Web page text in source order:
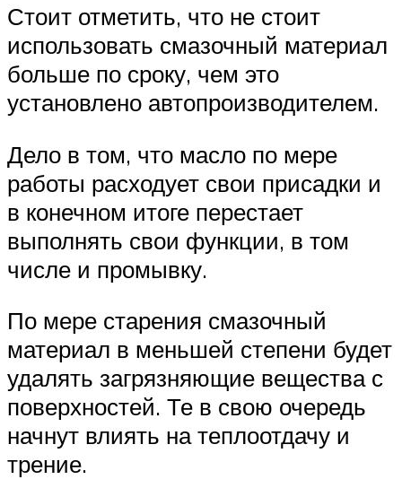
Стоит отметить, что не стоит
использовать смазочный материал
больше по сроку, чем это
установлено автопроизводителем.
Дело в том, что масло по мере
работы расходует свои присадки и
в конечном итоге перестает
выполнять свои функции, в том
числе и промывку.
По мере старения смазочный
материал в меньшей степени будет
удалять загрязняющие вещества с
поверхностей. Те в свою очередь
начнут влиять на теплоотдачу и
трение.